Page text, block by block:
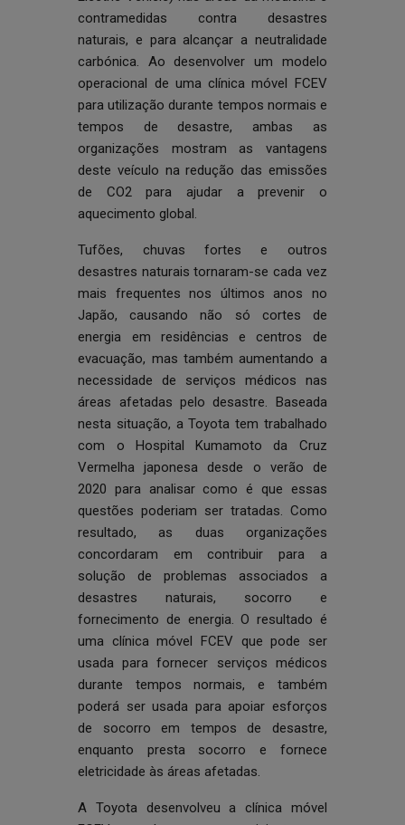
contramedidas contra desastres
naturais, e para alcançar a neutralidade
carbónica. Ao desenvolver um modelo
operacional de uma clínica móvel FCEV
para utilização durante tempos normais e
tempos de desastre, ambas as
organizações mostram as vantagens
deste veículo na redução das emissões
de CO2 para ajudar a prevenir o
aquecimento global.
Tufões, chuvas fortes e outros
desastres naturais tornaram-se cada vez
mais frequentes nos últimos anos no
Japão, causando não só cortes de
energia em residências e centros de
evacuação, mas também aumentando a
necessidade de serviços médicos nas
áreas afetadas pelo desastre. Baseada
nesta situação, a Toyota tem trabalhado
com o Hospital Kumamoto da Cruz
Vermelha japonesa desde o verão de
2020 para analisar como é que essas
questões poderiam ser tratadas. Como
resultado, as duas organizações
concordaram em contribuir para a
solução de problemas associados a
desastres naturais, socorro e
fornecimento de energia. O resultado é
uma clínica móvel FCEV que pode ser
usada para fornecer serviços médicos
durante tempos normais, e também
poderá ser usada para apoiar esforços
de socorro em tempos de desastre,
enquanto presta socorro e fornece
eletricidade às áreas afetadas.
A Toyota desenvolveu a clínica móvel